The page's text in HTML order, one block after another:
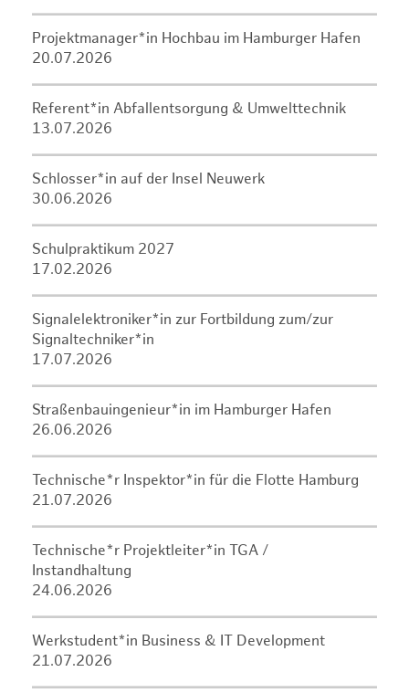
Projektmanager*in Hochbau im Hamburger Hafen
20.07.2026
Referent*in Abfallentsorgung & Umwelttechnik
13.07.2026
Schlosser*in auf der Insel Neuwerk
30.06.2026
Schulpraktikum 2027
17.02.2026
Signalelektroniker*in zur Fortbildung zum/zur
Signaltechniker*in
17.07.2026
Straßenbauingenieur*in im Hamburger Hafen
26.06.2026
Technische*r Inspektor*in für die Flotte Hamburg
21.07.2026
Technische*r Projektleiter*in TGA /
Instandhaltung
24.06.2026
Werkstudent*in Business & IT Development
21.07.2026